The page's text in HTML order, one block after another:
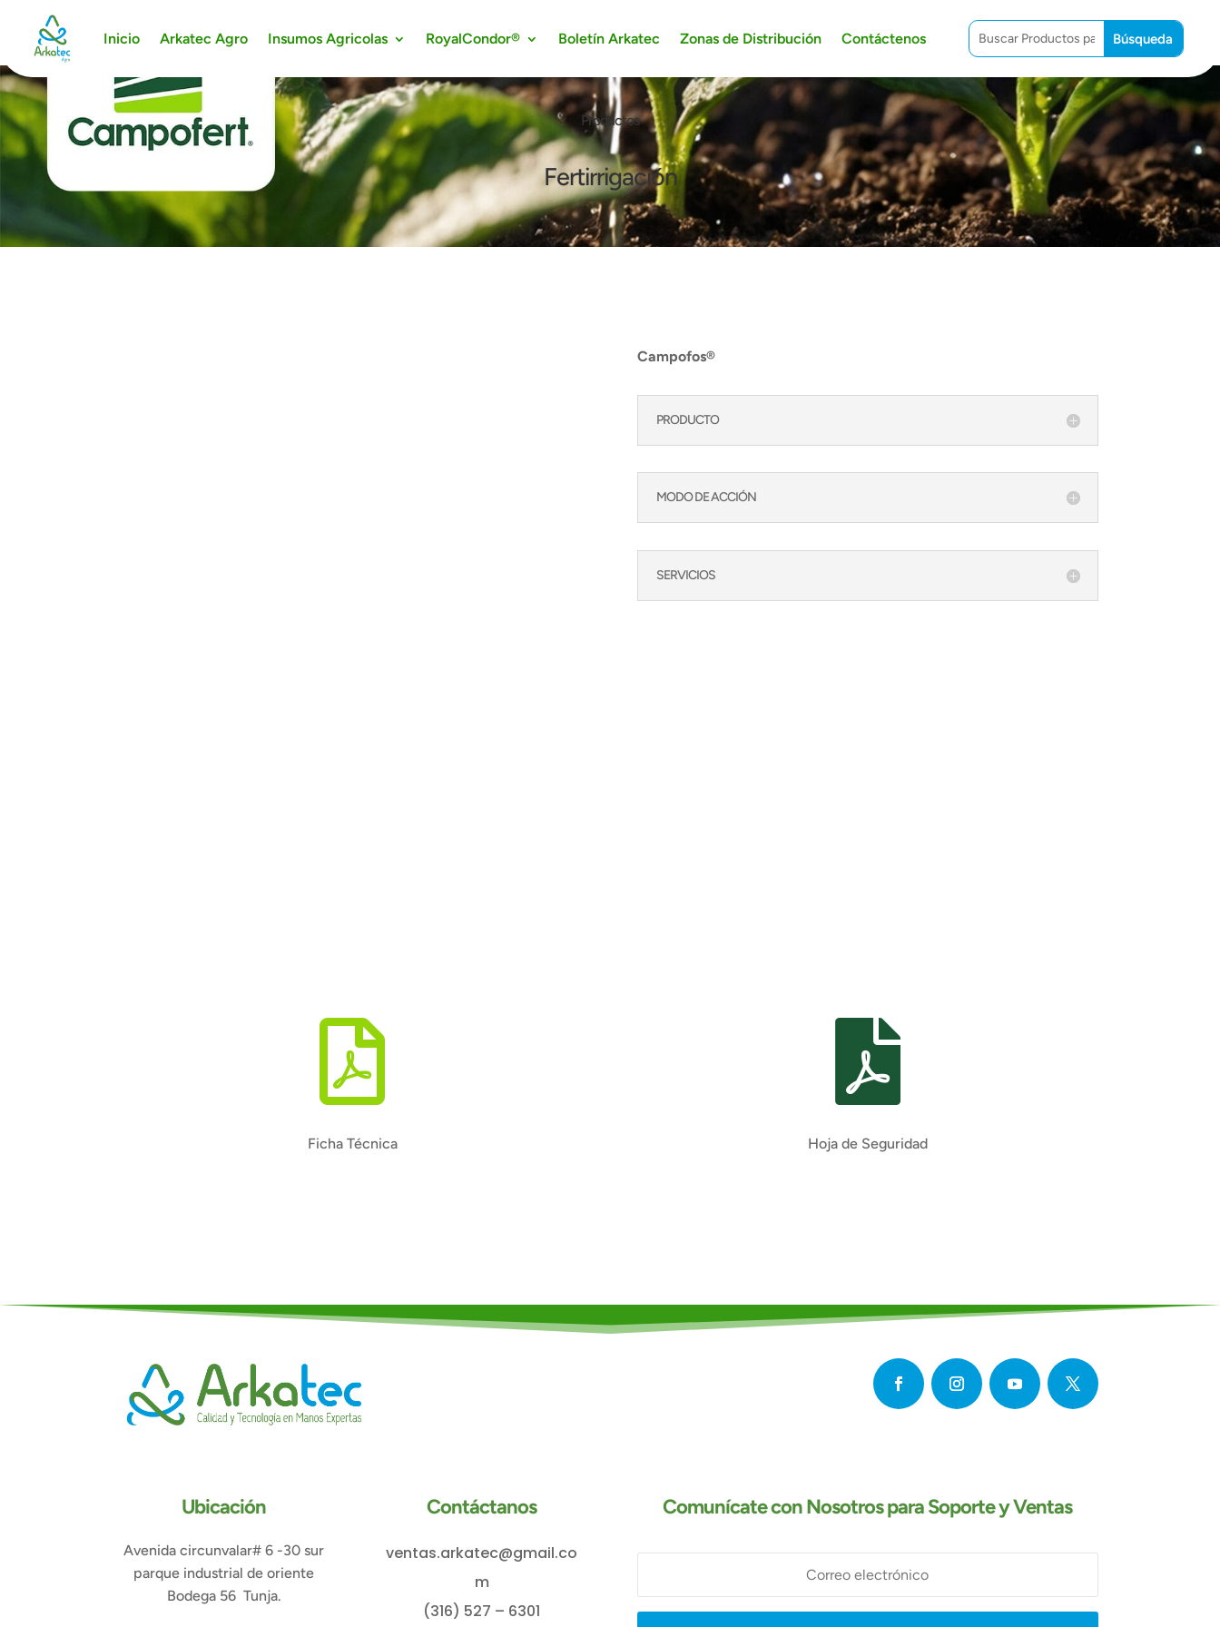
Inicio Arkatec Agro Insumos Agricolas RoyalCondor® Boletín Arkatec Zonas de Distribución Contáctenos
Productos
Fertirrigación
Campofos®
PRODUCTO
MODO DE ACCIÓN
SERVICIOS

Ficha Técnica

Hoja de Seguridad
Ubicación
Avenida circunvalar# 6 -30 sur
parque industrial de oriente
Bodega 56 Tunja.
Contáctanos
ventas.arkatec@gmail.co
m
(316) 527 – 6301
Comunícate con Nosotros para Soporte y Ventas